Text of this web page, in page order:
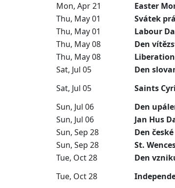
Mon, Apr 21 Easter
Thu, May 01 Svátek
Thu, May 01 Labour
Thu, May 08 Den
Thu, May 08
Sat, Jul 05 Den
Sat, Jul 05 Saints
Sun, Jul 06 Den
Sun, Jul 06 Jan Hus
Sun, Sep 28 Den
Sun, Sep 28 St.
Tue, Oct 28 Den
Tue, Oct 28